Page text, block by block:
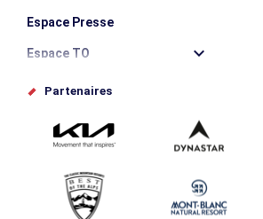
Espace Presse
Espace TO
Offices de tourisme
Proposez votre évènement
Service groupes et séminaires
Téléchargements
Partenaires